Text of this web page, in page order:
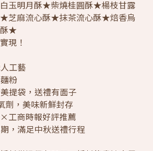
玉明月酥★柴燒桂圓酥★楊枝甘露
芝麻流心酥★抹茶流心酥★焙香烏
★
現！
工藝
粉
提袋，送禮有面子
劑，美味新鮮封存
工商時報好評推薦
，滿足中秋送禮行程